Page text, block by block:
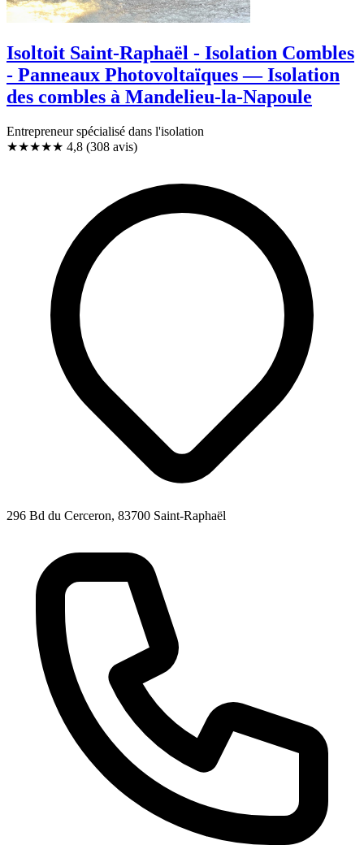
Isoltoit Saint-Raphaël - Isolation Combles
- Panneaux Photovoltaïques — Isolation
des combles à Mandelieu-la-Napoule
Entrepreneur spécialisé dans l'isolation
★★★★★ 4,8 (308 avis)
296 Bd du Cerceron, 83700 Saint-Raphaël